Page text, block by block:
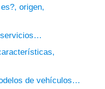
origen,
servicios…
de vehículos…